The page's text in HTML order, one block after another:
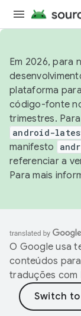
Em 2026, para
plataforma
código-fonte
trimestres.
android-
manifesto
referenciar a
Para mais
O Google usa
conteúdos
traduções com